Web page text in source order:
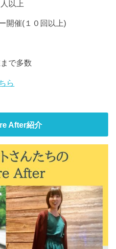
以上
開催(１０回以上)
で多数
ら
After紹介